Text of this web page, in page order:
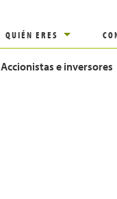
QUIÉN ERES
Accionistas e inversores